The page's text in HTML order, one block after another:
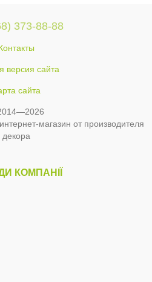
373-88-88
версия сайта
сайта
магазин от производителя
декора
КОМПАНІЇ